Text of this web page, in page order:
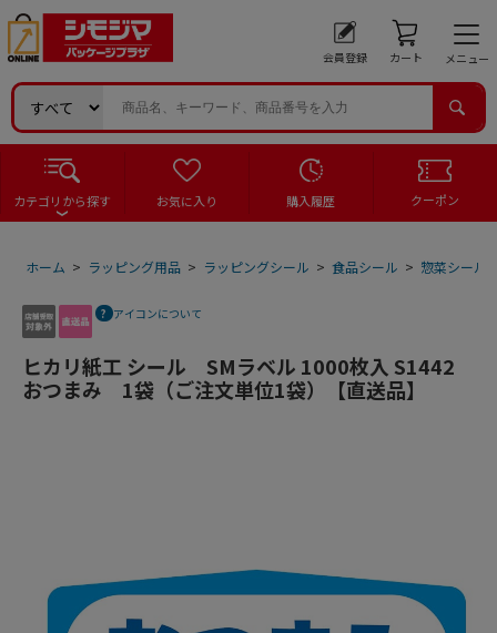
会員登録 カート メニュー
カテゴリから探す お気に入り 購入履歴 クーポン
ホーム > ラッピング用品 > ラッピングシール > 食品シール > 惣菜シール
アイコンについて
ヒカリ紙工 シール SMラベル 1000枚入 S1442
おつまみ 1袋（ご注文単位1袋）【直送品】